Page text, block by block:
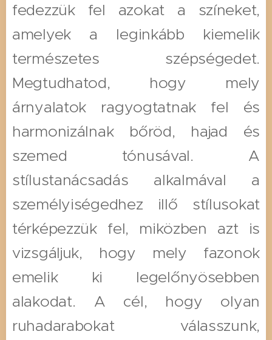
fedezzük fel azokat a színeket,
amelyek a leginkább kiemelik
természetes szépségedet.
Megtudhatod, hogy mely
árnyalatok ragyogtatnak fel és
harmonizálnak bőröd, hajad és
szemed tónusával. A
stílustanácsadás alkalmával a
személyiségedhez illő stílusokat
térképezzük fel, miközben azt is
vizsgáljuk, hogy mely fazonok
emelik ki legelőnyösebben
alakodat. A cél, hogy olyan
ruhadarabokat válasszunk,